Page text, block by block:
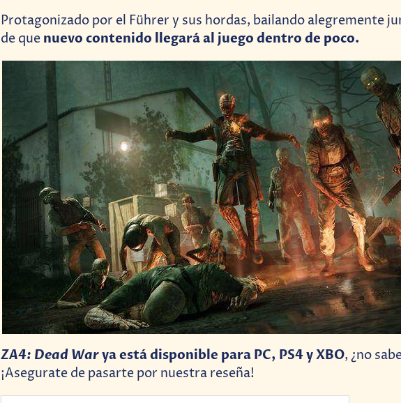
Protagonizado por el Führer y sus hordas, bailando alegremente
de que nuevo contenido llegará al juego dentro de poco.
ZA4: Dead Warya está disponible para PC, PS4 y XBO, ¿no
¡Asegurate de pasarte por nuestra reseña!